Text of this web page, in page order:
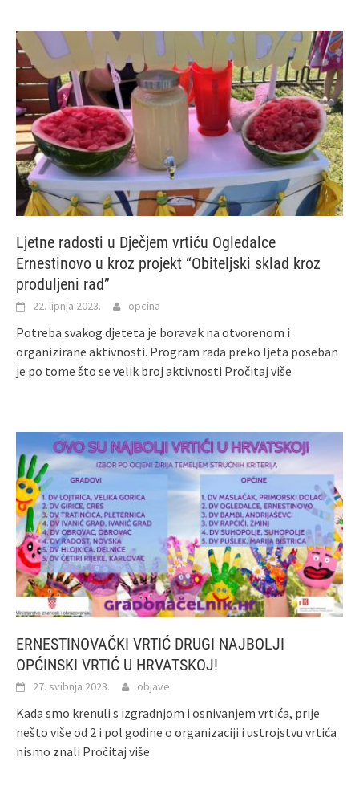
Ljetne radosti u Dječjem vrtiću Ogledalce
Ernestinovo u kroz projekt “Obiteljski sklad kroz
produljeni rad”
22. lipnja 2023. opcina
Potreba svakog djeteta je boravak na otvorenom i
organizirane aktivnosti. Program rada preko ljeta poseban
je po tome što se velik broj aktivnosti Pročitaj više
ERNESTINOVAČKI VRTIĆ DRUGI NAJBOLJI
OPĆINSKI VRTIĆ U HRVATSKOJ!
27. svibnja 2023. objave
Kada smo krenuli s izgradnjom i osnivanjem vrtića, prije
nešto više od 2 i pol godine o organizaciji i ustrojstvu vrtića
nismo znali Pročitaj više